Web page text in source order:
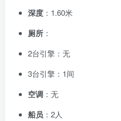
深度 ：1.60米
厕所 ：
2台引擎：无
3台引擎：1间
空调 ：无
船员 ：2人